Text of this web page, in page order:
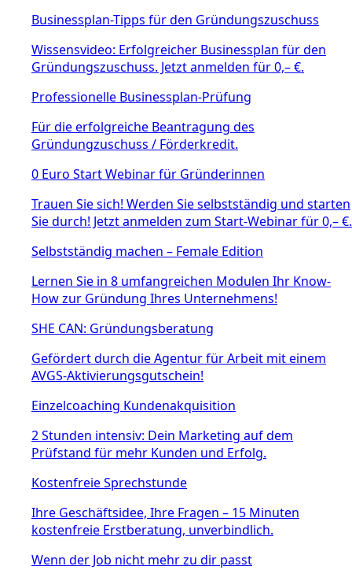
Businessplan-Tipps für den Gründungszuschuss
Wissensvideo: Erfolgreicher Businessplan für den
Gründungszuschuss. Jetzt anmelden für 0,– €.
Professionelle Businessplan-Prüfung
Für die erfolgreiche Beantragung des
Gründungzuschuss / Förderkredit.
0 Euro Start Webinar für Gründerinnen
Trauen Sie sich! Werden Sie selbstständig und starten
Sie durch! Jetzt anmelden zum Start-Webinar für 0,– €.
Selbstständig machen – Female Edition
Lernen Sie in 8 umfangreichen Modulen Ihr Know-
How zur Gründung Ihres Unternehmens!
SHE CAN: Gründungsberatung
Gefördert durch die Agentur für Arbeit mit einem
AVGS-Aktivierungsgutschein!
Einzelcoaching Kundenakquisition
2 Stunden intensiv: Dein Marketing auf dem
Prüfstand für mehr Kunden und Erfolg.
Kostenfreie Sprechstunde
Ihre Geschäftsidee, Ihre Fragen – 15 Minuten
kostenfreie Erstberatung, unverbindlich.
Wenn der Job nicht mehr zu dir passt